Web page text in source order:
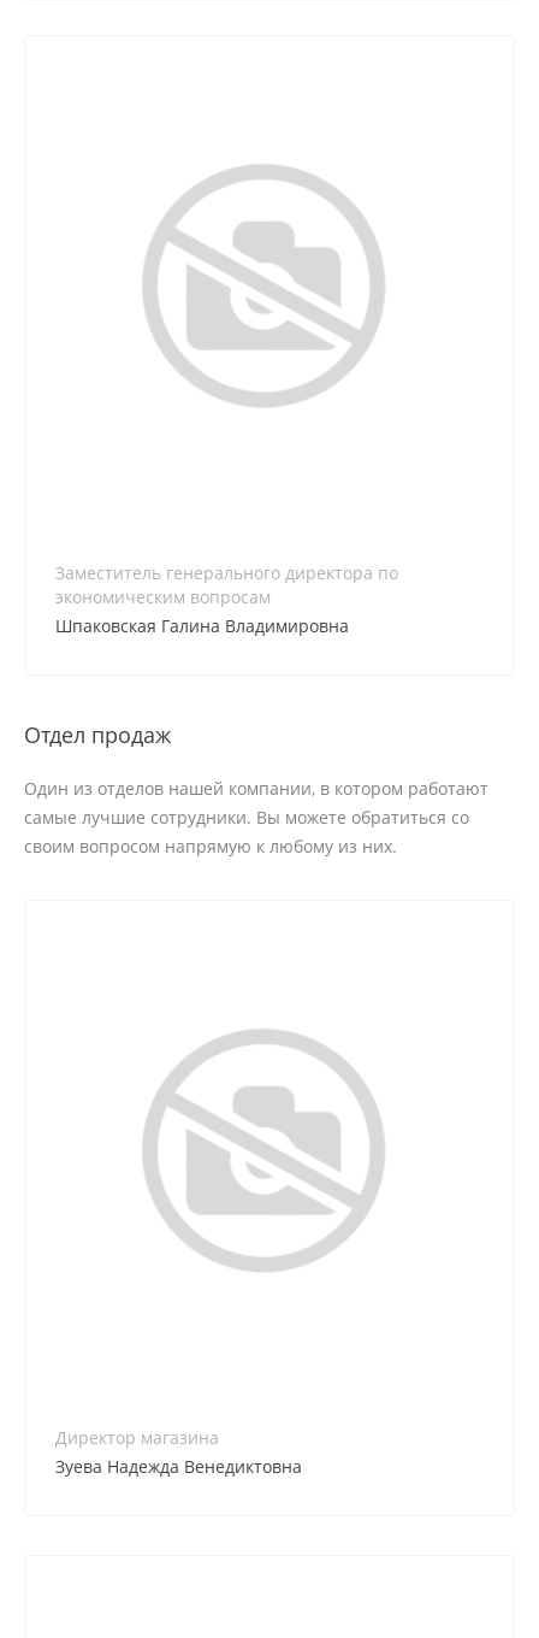
Заместитель генерального директора по
экономическим вопросам
Шпаковская Галина Владимировна
8 (861) 255-57-91
Отдел продаж
Один из отделов нашей компании, в котором работают
самые лучшие сотрудники. Вы можете обратиться со
своим вопросом напрямую к любому из них.
Директор магазина
Зуева Надежда Венедиктовна